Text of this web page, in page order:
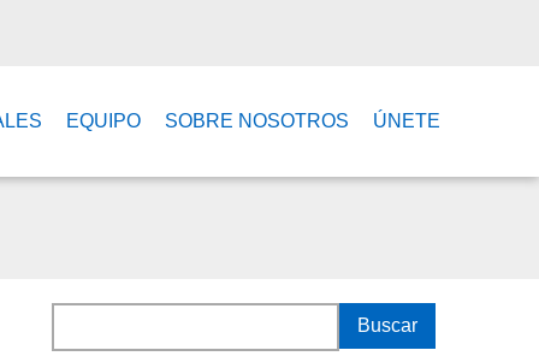
EQUIPO SOBRE NOSOTROS ÚNETE